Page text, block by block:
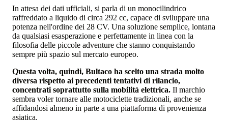
In attesa dei dati ufficiali, si parla di un monocilindrico
raffreddato a liquido di circa 292 cc, capace di sviluppare una
potenza nell'ordine dei 28 CV. Una soluzione semplice, lontana
da qualsiasi esasperazione e perfettamente in linea con la
filosofia delle piccole adventure che stanno conquistando
sempre più spazio sul mercato europeo.
Questa volta, quindi, Bultaco ha scelto una strada molto
diversa rispetto ai precedenti tentativi di rilancio,
concentrati soprattutto sulla mobilità elettrica. Il marchio
sembra voler tornare alle motociclette tradizionali, anche se
affidandosi almeno in parte a una piattaforma di provenienza
asiatica.